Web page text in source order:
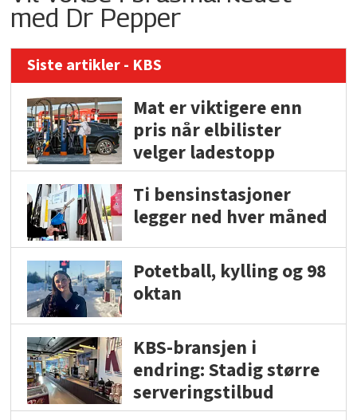
med Dr Pepper
Siste artikler - KBS
Mat er viktigere enn
pris når elbilister
velger ladestopp
Ti bensinstasjoner
legger ned hver måned
Potetball, kylling og 98
oktan
KBS-bransjen i
endring: Stadig større
serveringstilbud